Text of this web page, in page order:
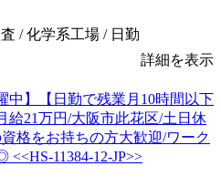
/ 化学系工場 / 日勤
詳細を表示